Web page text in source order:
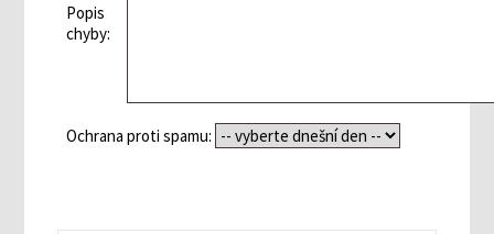
Popis
chyby:
Ochrana proti spamu: